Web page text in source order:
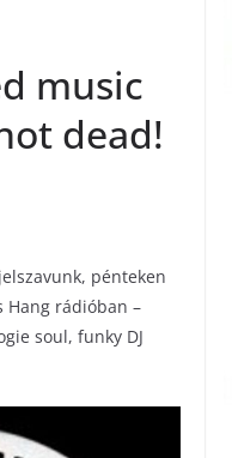
music
dead!
pénteken
Hang rádióban –
soul, funky DJ